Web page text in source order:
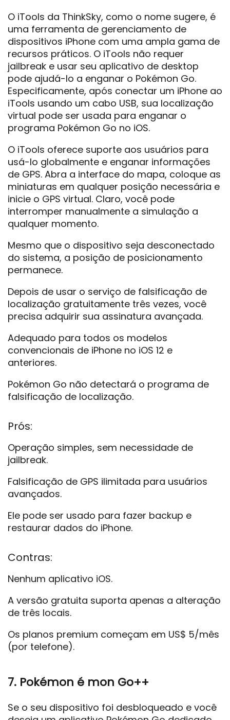
O iTools da ThinkSky, como o nome sugere, é
uma ferramenta de gerenciamento de
dispositivos iPhone com uma ampla gama de
recursos práticos. O iTools não requer
jailbreak e usar seu aplicativo de desktop
pode ajudá-lo a enganar o Pokémon Go.
Especificamente, após conectar um iPhone ao
iTools usando um cabo USB, sua localização
virtual pode ser usada para enganar o
programa Pokémon Go no iOS.
O iTools oferece suporte aos usuários para
usá-lo globalmente e enganar informações
de GPS. Abra a interface do mapa, coloque as
miniaturas em qualquer posição necessária e
inicie o GPS virtual. Claro, você pode
interromper manualmente a simulação a
qualquer momento.
Mesmo que o dispositivo seja desconectado
do sistema, a posição de posicionamento
permanece.
Depois de usar o serviço de falsificação de
localização gratuitamente três vezes, você
precisa adquirir sua assinatura avançada.
Adequado para todos os modelos
convencionais de iPhone no iOS 12 e
anteriores.
Pokémon Go não detectará o programa de
falsificação de localização.
Prós:
Operação simples, sem necessidade de
jailbreak.
Falsificação de GPS ilimitada para usuários
avançados.
Ele pode ser usado para fazer backup e
restaurar dados do iPhone.
Contras:
Nenhum aplicativo iOS.
A versão gratuita suporta apenas a alteração
de três locais.
Os planos premium começam em US$ 5/mês
(por telefone).
7. Pokémon é mon Go++
Se o seu dispositivo foi desbloqueado e você